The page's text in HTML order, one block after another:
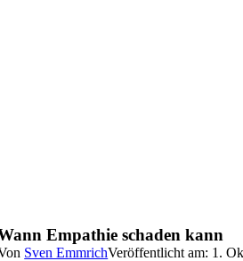
Empathie schaden kann
Sven EmmrichVeröffentlicht am: 1.